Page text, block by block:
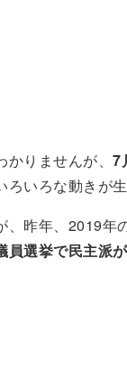
かりませんが、7
いろな動きが
、昨年、2019年
員選挙で民主派